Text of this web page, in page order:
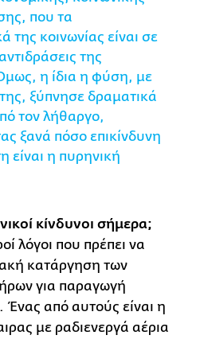
που τα
της κοινωνίας είναι σε
της
η ίδια η φύση, με
της, ξύπνησε δραματικά
τον λήθαργο,
ξανά πόσο επικίνδυνη
είναι η πυρηνική
κίνδυνοι σήμερα;
λόγοι που πρέπει να
κατάργηση των
για παραγωγή
Ένας από αυτούς είναι η
με ραδιενεργά αέρια